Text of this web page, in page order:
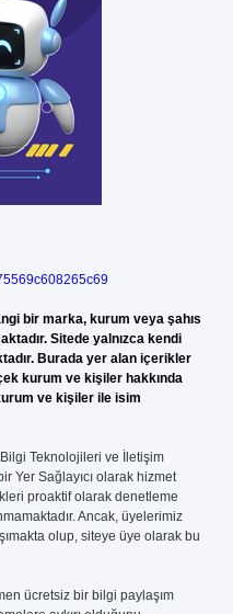
bir marka, kurum veya şahıs
Sitede yalnızca kendi
Burada yer alan içerikler
kurum ve kişiler hakkında
ve kişiler ile isim
Teknolojileri ve İletişim
Yer Sağlayıcı olarak hizmet
proaktif olarak denetleme
Ancak, üyelerimiz
olup, siteye üye olarak bu
ücretsiz bir bilgi paylaşım